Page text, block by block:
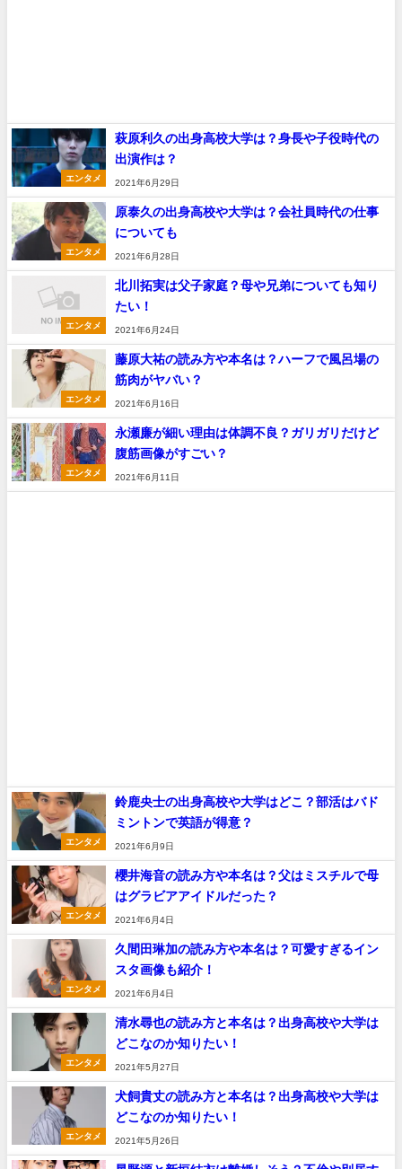
エンタメ
萩原利久の出身高校大学は？身長や子役時代の
出演作は？
2021年6月29日
エンタメ
原泰久の出身高校や大学は？会社員時代の仕事
についても
2021年6月28日
エンタメ
北川拓実は父子家庭？母や兄弟についても知り
たい！
2021年6月24日
エンタメ
藤原大祐の読み方や本名は？ハーフで風呂場の
筋肉がヤバい？
2021年6月16日
エンタメ
永瀬廉が細い理由は体調不良？ガリガリだけど
腹筋画像がすごい？
2021年6月11日
エンタメ
鈴鹿央士の出身高校や大学はどこ？部活はバド
ミントンで英語が得意？
2021年6月9日
エンタメ
櫻井海音の読み方や本名は？父はミスチルで母
はグラビアアイドルだった？
2021年6月4日
エンタメ
久間田琳加の読み方や本名は？可愛すぎるイン
スタ画像も紹介！
2021年6月4日
エンタメ
清水尋也の読み方と本名は？出身高校や大学は
どこなのか知りたい！
2021年5月27日
エンタメ
犬飼貴丈の読み方と本名は？出身高校や大学は
どこなのか知りたい！
2021年5月26日